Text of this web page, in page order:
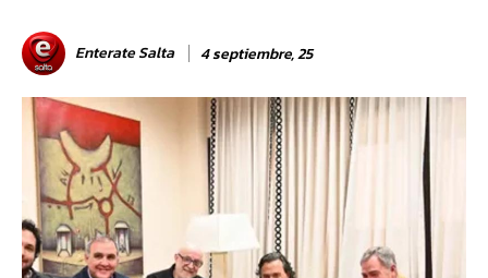
Enterate Salta 4 septiembre, 25